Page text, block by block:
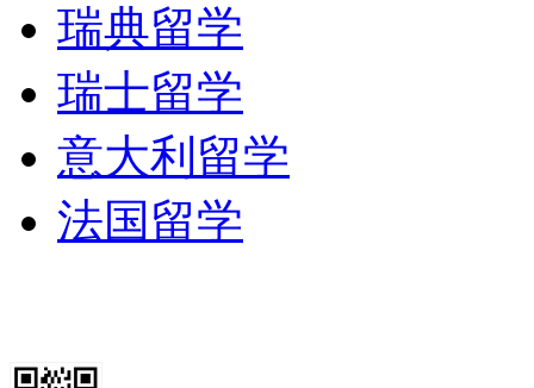
瑞典留学
瑞士留学
意大利留学
法国留学